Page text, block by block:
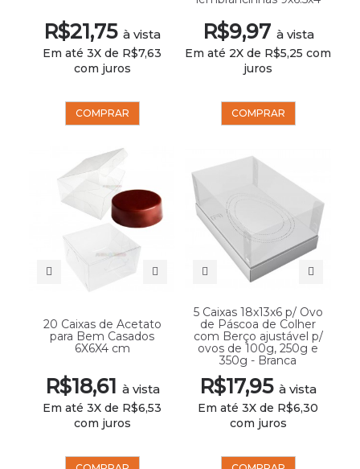
R$21,75 à vista
Em até 3X de R$7,63
com juros
COMPRAR
R$9,97 à vista
Em até 2X de R$5,25 com
juros
COMPRAR
20 Caixas de Acetato
para Bem Casados
6X6X4 cm
R$18,61 à vista
Em até 3X de R$6,53
com juros
5 Caixas 18x13x6 p/ Ovo
de Páscoa de Colher
com Berço ajustável p/
ovos de 100g, 250g e
350g - Branca
R$17,95 à vista
Em até 3X de R$6,30
com juros